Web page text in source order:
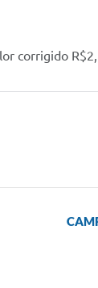
corrigido